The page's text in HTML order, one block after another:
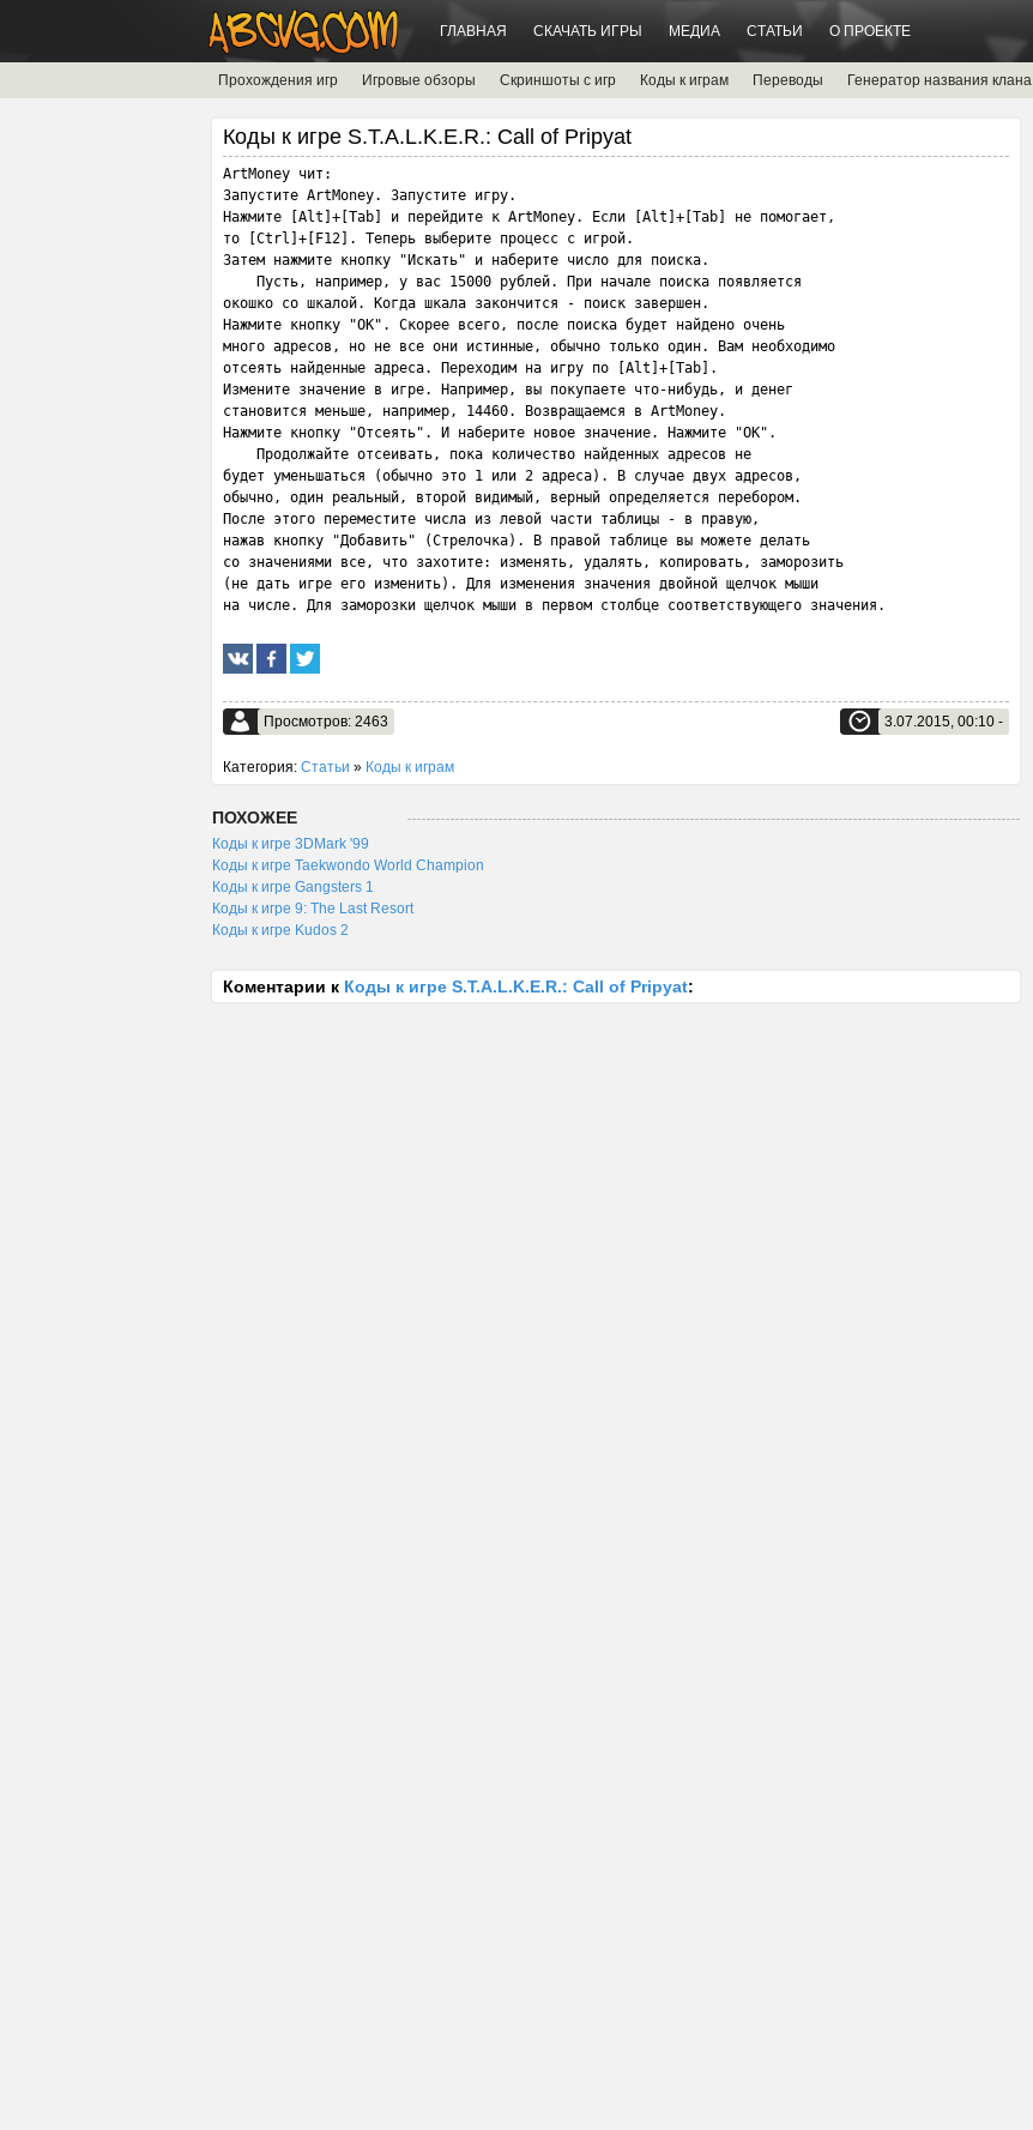
ГЛАВНАЯ СКАЧАТЬ ИГРЫ МЕДИА СТАТЬИ О ПРОЕКТЕ
Прохождения игр Игровые обзоры Скриншоты с игр Коды к играм Переводы Генератор названия клана
Коды к игре S.T.A.L.K.E.R.: Call of Pripyat
ArtMoney чит:
Запустите ArtMoney. Запустите игру.
Нажмите [Alt]+[Tab] и перейдите к ArtMoney. Если [Alt]+[Tab] не помогает,
то [Ctrl]+[F12]. Теперь выберите процесс с игрой.
Затем нажмите кнопку "Искать" и наберите число для поиска.
    Пусть, например, у вас 15000 рублей. При начале поиска появляется
окошко со шкалой. Когда шкала закончится - поиск завершен.
Нажмите кнопку "OK". Скорее всего, после поиска будет найдено очень
много адресов, но не все они истинные, обычно только один. Вам необходимо
отсеять найденные адреса. Переходим на игру по [Alt]+[Tab].
Измените значение в игре. Например, вы покупаете что-нибудь, и денег
становится меньше, например, 14460. Возвращаемся в ArtMoney.
Нажмите кнопку "Отсеять". И наберите новое значение. Нажмите "OK".
    Продолжайте отсеивать, пока количество найденных адресов не
будет уменьшаться (обычно это 1 или 2 адреса). В случае двух адресов,
обычно, один реальный, второй видимый, верный определяется перебором.
После этого переместите числа из левой части таблицы - в правую,
нажав кнопку "Добавить" (Стрелочка). В правой таблице вы можете делать
со значениями все, что захотите: изменять, удалять, копировать, заморозить
(не дать игре его изменить). Для изменения значения двойной щелчок мыши
на числе. Для заморозки щелчок мыши в первом столбце соответствующего значения.
Просмотров: 2463 3.07.2015, 00:10 -
Категория: Статьи » Коды к играм
ПОХОЖЕЕ
Коды к игре 3DMark '99
Коды к игре Taekwondo World Champion
Коды к игре Gangsters 1
Коды к игре 9: The Last Resort
Коды к игре Kudos 2
Коментарии к Коды к игре S.T.A.L.K.E.R.: Call of Pripyat: